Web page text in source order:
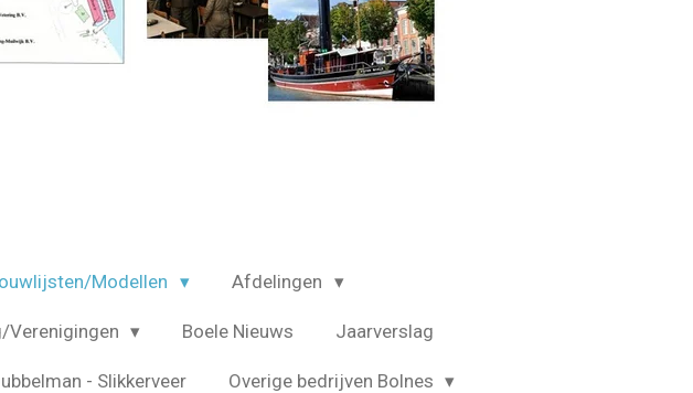
Modellen Afdelingen
Verenigingen Boele Nieuws Jaarverslag
- Slikkerveer Overige bedrijven Bolnes